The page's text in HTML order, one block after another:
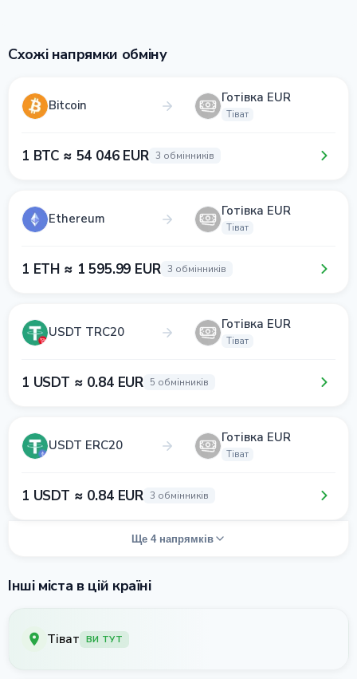
Схожі напрямки обміну
Bitcoin Готівка EUR
Тіват
1 BTC ≈ 54 046 EUR 3 обмінників
Ethereum Готівка EUR
Тіват
1 ETH ≈ 1 595.99 EUR 3 обмінників
USDT TRC20 Готівка EUR
Тіват
1 USDT ≈ 0.84 EUR 5 обмінників
USDT ERC20 Готівка EUR
Тіват
1 USDT ≈ 0.84 EUR 3 обмінників
Ще 4 напрямків
Інші міста в цій країні
Тіват ВИ ТУТ